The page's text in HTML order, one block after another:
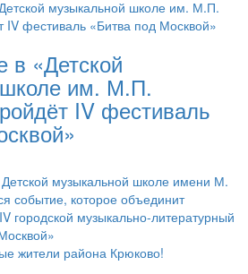
в «Детской
им. М.П.
IV фестиваль
музыкальной школе имени М.
событие, которое объединит
городской музыкально-литературный